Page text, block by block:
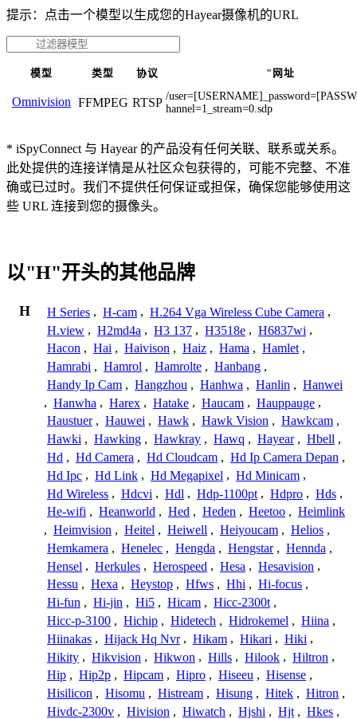
提示：点击一个模型以生成您的Hayear摄像机的URL
模型 类型 协议 "网址
Omnivision FFMPEG RTSP /
hannel=1_stream=0.sdp
* iSpyConnect 与 Hayear 的产品没有任何关联、联系或关系。
此处提供的连接详情是从社区众包获得的，可能不完整、不准
确或已过时。我们不提供任何保证或担保，确保您能够使用这
些 URL 连接到您的摄像头。
以"H"开头的其他品牌
H H Series , H-cam , H.264 Vga Wireless Cube Camera ,
H.view , H2md4a , H3 137 , H3518e , H6837wi ,
Hacon , Hai , Haivison , Haiz , Hama , Hamlet ,
Hamrabi , Hamrol , Hamrolte , Hanbang ,
Handy Ip Cam , Hangzhou , Hanhwa , Hanlin , Hanwei
, Hanwha , Harex , Hatake , Haucam , Hauppauge ,
Haustuer , Hauwei , Hawk , Hawk Vision , Hawkcam ,
Hawki , Hawking , Hawkray , Hawq , Hayear , Hbell ,
Hd , Hd Camera , Hd Cloudcam , Hd Ip Camera Depan ,
Hd Ipc , Hd Link , Hd Megapixel , Hd Minicam ,
Hd Wireless , Hdcvi , Hdl , Hdp-1100pt , Hdpro , Hds ,
He-wifi , Heanworld , Hed , Heden , Heetoo , Heimlink
, Heimvision , Heitel , Heiwell , Heiyoucam , Helios ,
Hemkamera , Henelec , Hengda , Hengstar , Hennda ,
Hensel , Herkules , Herospeed , Hesa , Hesavision ,
Hessu , Hexa , Heystop , Hfws , Hhi , Hi-focus ,
Hi-fun , Hi-jin , Hi5 , Hicam , Hicc-2300t ,
Hicc-p-3100 , Hichip , Hidetech , Hidrokemel , Hiina ,
Hiinakas , Hijack Hq Nvr , Hikam , Hikari , Hiki ,
Hikity , Hikvision , Hikwon , Hills , Hilook , Hiltron ,
Hip , Hip2p , Hipcam , Hipro , Hiseeu , Hisense ,
Hisilicon , Hisomu , Histream , Hisung , Hitek , Hitron ,
Hivdc-2300v , Hivision , Hiwatch , Hjshi , Hjt , Hkes ,